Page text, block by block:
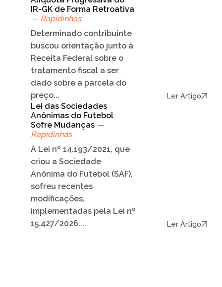
IR-GK de Forma Retroativa
— Rapidinhas
Determinado contribuinte
buscou orientação junto à
Receita Federal sobre o
tratamento fiscal a ser
dado sobre a parcela do
preço...
Ler Artigo
Lei das Sociedades
Anônimas do Futebol
Sofre Mudanças —
Rapidinhas
A Lei nº 14.193/2021, que
criou a Sociedade
Anônima do Futebol (SAF),
sofreu recentes
modificações,
implementadas pela Lei nº
15.427/2026....
Ler Artigo